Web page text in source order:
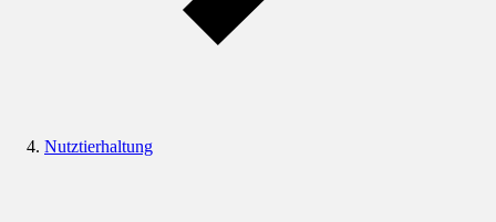
Nutztierhaltung